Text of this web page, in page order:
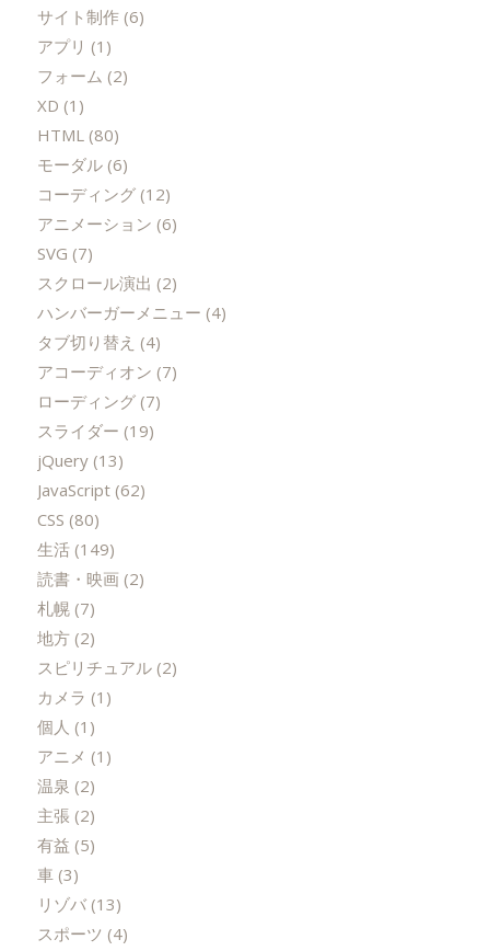
サイト制作(6)
アプリ (1)
フォーム (2)
XD (1)
HTML(80)
モーダル(6)
コーディング(12)
アニメーション (6)
SVG (7)
スクロール演出 (2)
ハンバーガーメニュー (4)
タブ切り替え (4)
アコーディオン (7)
ローディング(7)
スライダー (19)
jQuery(13)
JavaScript(62)
CSS (80)
生活(149)
読書・映画 (2)
札幌(7)
地方(2)
スピリチュアル(2)
カメラ (1)
個人 (1)
アニメ (1)
温泉 (2)
主張 (2)
有益 (5)
車(3)
リゾバ(13)
スポーツ (4)